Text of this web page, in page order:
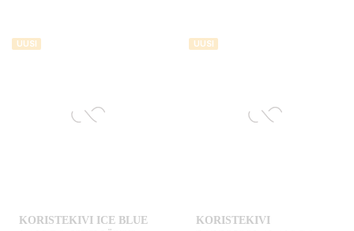
UUSI
KORISTEKIVI ICE BLUE
UUSI
KORISTEKIVI